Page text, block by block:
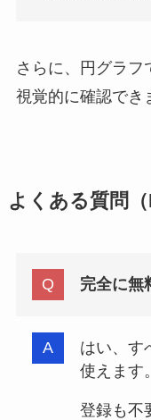
さらに、円グラフ
視覚的に確認でき
よくある質問（
完全に無
はい、す
使えます。
登録も不